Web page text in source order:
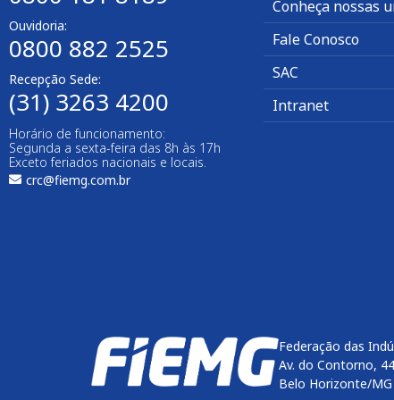
Ouvidoria:
0800 882 2525
Recepção Sede:
(31) 3263 4200
Horário de funcionamento:
Segunda a sexta-feira das 8h às 17h
Exceto feriados nacionais e locais.
crc@fiemg.com.br
Conheça nossas
Fale Conosco
SAC
Intranet
Federação das
Av. do Contorno,
Belo Horizonte/MG
btn-04